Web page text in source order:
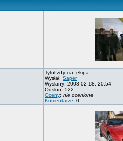
Tytuł zdjęcia: ekipa
Wysłał: Saper
Wysłany: 2008-02-18, 20:54
Odsłon: 522
Oceny: nie ocenione
Komentarze: 0